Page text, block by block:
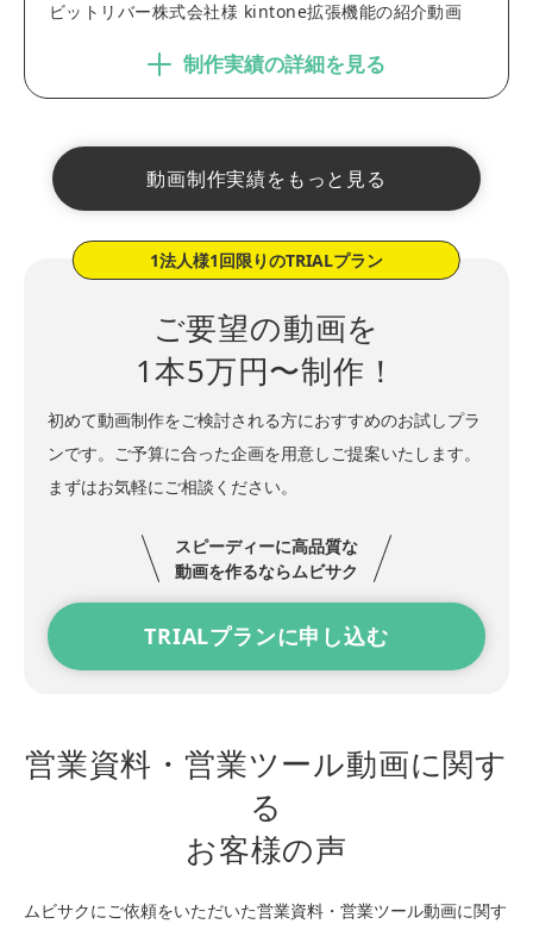
ビットリバー株式会社様 kintone拡張機能の紹介動画
制作実績の詳細を見る
動画制作実績をもっと見る
ご要望の動画を
1本5万円〜制作！
1法人様1回限りのTRIALプラン
初めて動画制作をご検討される方におすすめのお試しプラ
ンです。
ご予算に合った企画を用意しご提案いたします。
まずはお気軽にご相談ください。
スピーディーに高品質な
動画を作るならムビサク
TRIALプランに申し込む
営業資料・営業ツール動画に関す
る
お客様の声
ムビサクにご依頼をいただいた営業資料・営業ツール動画に関す